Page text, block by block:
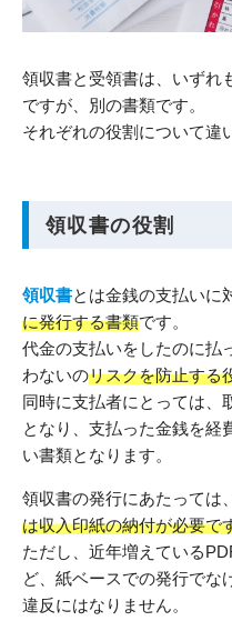
領収書と受領書は、いずれ
ですが、別の書類です。
それぞれの役割について違
領収書の役割
領収書とは金銭の支払いに
に発行する書類です。
代金の支払いをしたのに払
わないのリスクを防止する
同時に支払者にとっては、
となり、支払った金銭を経
い書類となります。
領収書の発行にあたっては
は収入印紙の納付が必要で
ただし、近年増えている
ど、紙ベースでの発行でな
違反にはなりません。